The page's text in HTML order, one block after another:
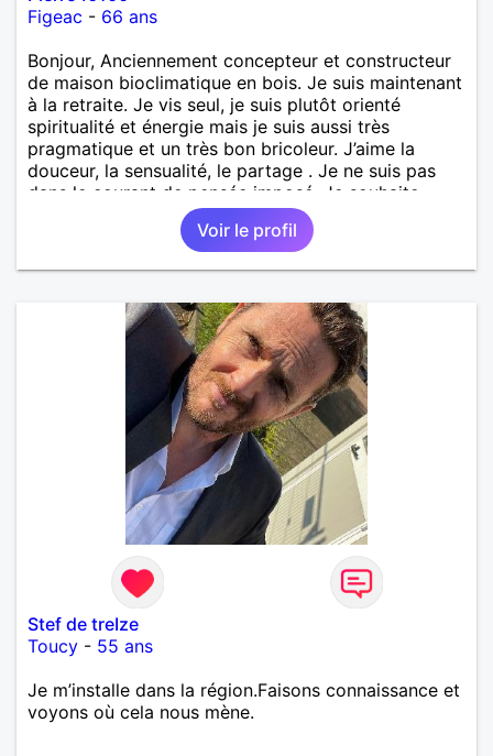
Figeac - 66 ans
Bonjour, Anciennement concepteur et constructeur
de maison bioclimatique en bois. Je suis maintenant
à la retraite. Je vis seul, je suis plutôt orienté
spiritualité et énergie mais je suis aussi très
pragmatique et un très bon bricoleur. J’aime la
douceur, la sensualité, le partage . Je ne suis pas
dans le courant de pensée imposé. Je souhaite
rencontrer une personne pour partager,
expérimenté, découvrir ensemble et se soutenir
mutuellement pour devenir le meilleur de soi-même
mais je compte m'installer à nouveau à l'ile de la
Réunion avant la fin 2026. Pierre
Voir le profil
Stef de treIze
Toucy - 55 ans
Je m’installe dans la région.Faisons connaissance et
voyons où cela nous mène.